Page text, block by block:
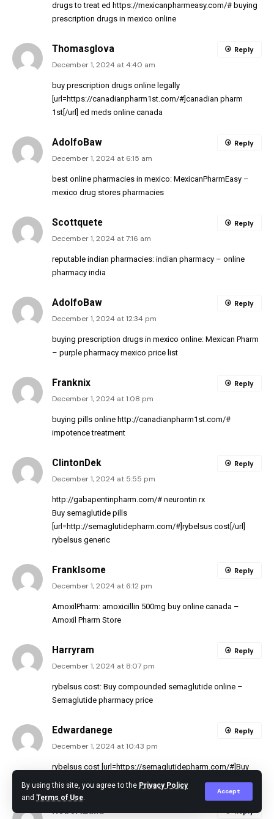
By using this site, you agree to the Privacy Policy
and Terms of Use.
Accept
drugs to treat ed https://mexicanpharmeasy.com/# buying
prescription drugs in mexico online
Thomasglova
December 1, 2024 at 4:40 am
buy prescription drugs online legally
[url=https://canadianpharm1st.com/#]canadian pharm
1st[/url] ed meds online canada
Reply
AdolfoBaw
December 1, 2024 at 6:15 am
best online pharmacies in mexico: MexicanPharmEasy –
mexico drug stores pharmacies
Reply
Scottquete
December 1, 2024 at 7:16 am
reputable indian pharmacies: indian pharmacy – online
pharmacy india
Reply
AdolfoBaw
December 1, 2024 at 12:34 pm
buying prescription drugs in mexico online: Mexican Pharm
– purple pharmacy mexico price list
Reply
Franknix
December 1, 2024 at 1:08 pm
buying pills online http://canadianpharm1st.com/#
impotence treatment
Reply
ClintonDek
December 1, 2024 at 5:55 pm
http://gabapentinpharm.com/# neurontin rx
Buy semaglutide pills
[url=http://semaglutidepharm.com/#]rybelsus cost[/url]
rybelsus generic
Reply
FrankIsome
December 1, 2024 at 6:12 pm
AmoxilPharm: amoxicillin 500mg buy online canada –
Amoxil Pharm Store
Reply
Harryram
December 1, 2024 at 8:07 pm
rybelsus cost: Buy compounded semaglutide online –
Semaglutide pharmacy price
Reply
Edwardanege
December 1, 2024 at 10:43 pm
rybelsus cost [url=https://semaglutidepharm.com/#]Buy
semaglutide pills[/url] buy rybelsus
Reply
RobertEdila Reply